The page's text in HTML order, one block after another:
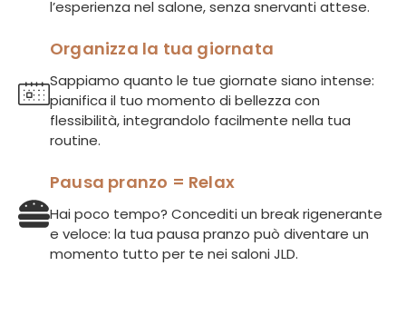
l’esperienza nel salone, senza snervanti attese.
Organizza la tua giornata
Sappiamo quanto le tue giornate siano intense:
pianifica il tuo momento di bellezza con
flessibilità, integrandolo facilmente nella tua
routine.
Pausa pranzo = Relax
Hai poco tempo? Concediti un break rigenerante
e veloce: la tua pausa pranzo può diventare un
momento tutto per te nei saloni JLD.